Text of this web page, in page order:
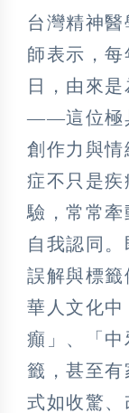
台灣精神
師表示，
日，由來
——這位極
創作力與
症不只是疾
驗，常常
自我認同
誤解與標
華人文化
癲」、「
籤，甚至
式如收驚